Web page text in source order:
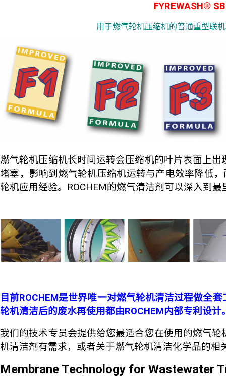
FYREWASH® SB
用于燃气轮机压缩机的普通重型联
燃气轮机压缩机长时间运转会压缩机的叶片表面上
堵塞，影响到燃气轮机压缩机运转与产电效率降低
轮机应用经验。ROCHEM的燃气清洁剂可以深入到
目前ROCHEM是世界唯一对燃气轮机清洁过程做全
轮机清洁后的废水再使用都由ROCHEM内部专利设
我们的技术专员会提供给您最适合您在使用的燃气
机清洁剂有需求，或者关于燃气轮机清洁化学品的
Membrane Technology for Wastewater